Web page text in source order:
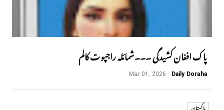
پاک افغان کشیدگی ۔۔۔شمائلہ راجپوت کالم
Daily Doraha
Mar 01, 2026
پاکستان